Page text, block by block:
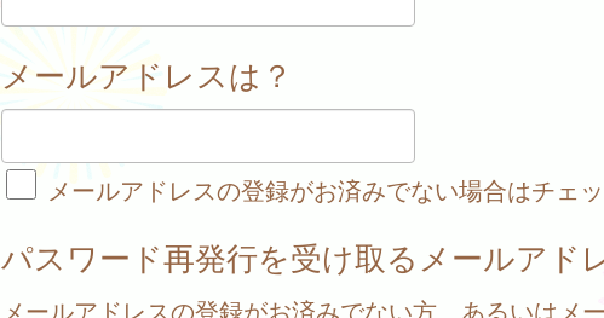
メールアドレスは？
メールアドレスの登録がお済みでない場合はチェ
パスワード再発行を受け取るメールアド
メールアドレスの登録がお済みでない方、あるいはメ